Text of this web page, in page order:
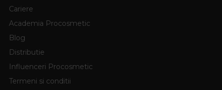
Cariere
Academia Procosmetic
Blog
Distributie
Influenceri Procosmetic
Termeni si conditii